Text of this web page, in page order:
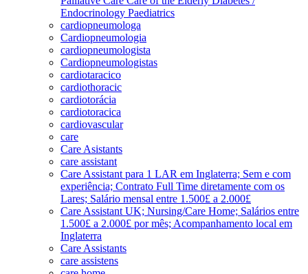
Endocrinology Paediatrics
cardiopneumologa
Cardiopneumologia
cardiopneumologista
Cardiopneumologistas
cardiotaracico
cardiothoracic
cardiotorácia
cardiotoracica
cardiovascular
care
Care Asistants
care assistant
Care Assistant para 1 LAR em Inglaterra; Sem e com
experiência; Contrato Full Time diretamente com os
Lares; Salário mensal entre 1.500£ a 2.000£
Care Assistant UK; Nursing/Care Home; Salários entre
1.500£ a 2.000£ por mês; Acompanhamento local em
Inglaterra
Care Assistants
care assistens